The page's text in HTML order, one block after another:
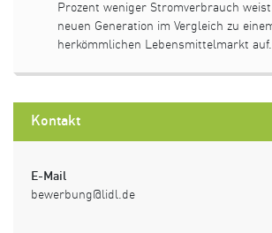
Prozent weniger Stromverbrauch
neuen Generation im Vergleich zu
herkömmlichen Lebensmittelmarkt auf.
Kontakt
E-Mail
bewerbung@lidl.de